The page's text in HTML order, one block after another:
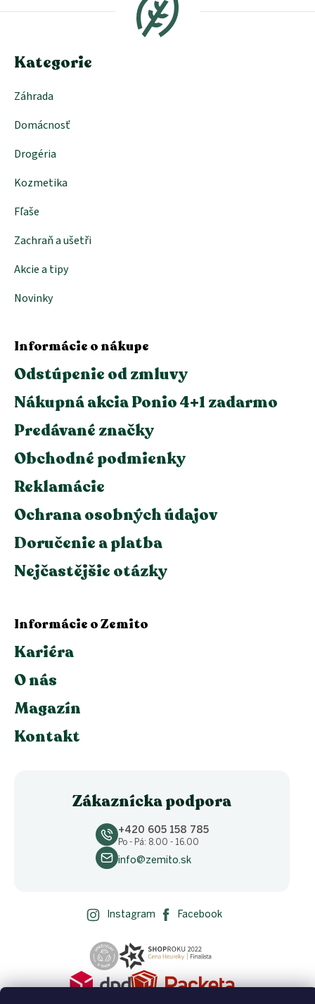
ä
Kategorie
Záhrada
Domácnosť
Drogéria
Kozmetika
Fľaše
Zachraň a ušetři
Akcie a tipy
Novinky
Informácie o nákupe
Odstúpenie od zmluvy
Nákupná akcia Ponio 4+1 zadarmo
Predávané značky
Obchodné podmienky
Reklamácie
Ochrana osobných údajov
Doručenie a platba
Nejčastějšie otázky
Informácie o Zemito
Kariéra
O nás
Magazín
Kontakt
Zákaznícka podpora
+420 605 158 785
Po - Pá: 8.00 - 16.00
info@zemito.sk
Instagram Facebook